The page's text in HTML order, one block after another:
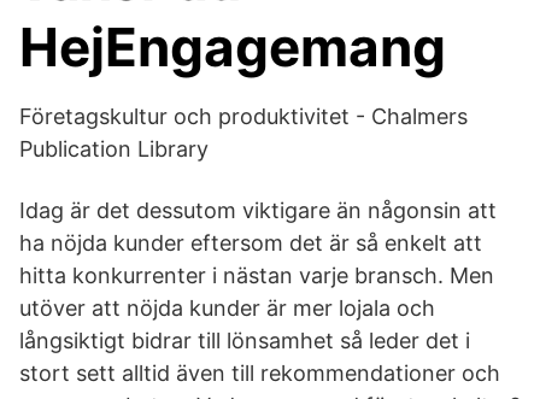
HejEngagemang
Företagskultur och produktivitet - Chalmers
Publication Library
Idag är det dessutom viktigare än någonsin att
ha nöjda kunder eftersom det är så enkelt att
hitta konkurrenter i nästan varje bransch. Men
utöver att nöjda kunder är mer lojala och
långsiktigt bidrar till lönsamhet så leder det i
stort sett alltid även till rekommendationer och